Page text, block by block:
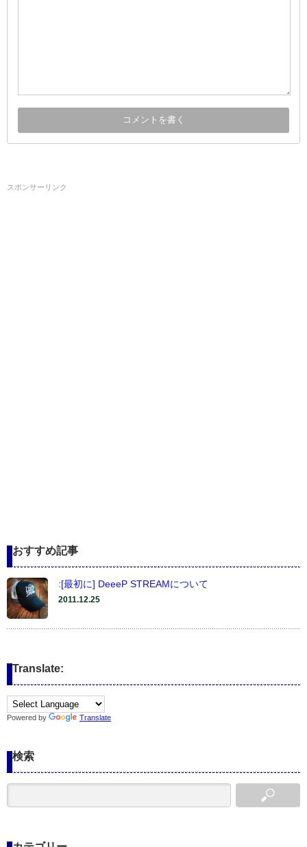
スポンサーリンク
おすすめ記事
:[最初に] DeeeP STREAMについて
2011.12.25
Translate:
Powered by Translate
検索